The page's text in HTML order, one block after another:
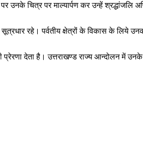
उनके चित्र पर माल्यार्पण कर उन्हें श्रद्धांजलि
रहे। पर्वतीय क्षेत्रों के विकास के लिये
देता है। उत्तराखण्ड राज्य आन्दोलन में